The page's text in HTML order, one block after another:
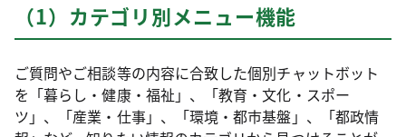
（1）カテゴリ別メニュー機能
ご質問やご相談等の内容に合致した個別チャットボット
を「暮らし・健康・福祉」、「教育・文化・スポー
ツ」、「産業・仕事」、「環境・都市基盤」、「都政情